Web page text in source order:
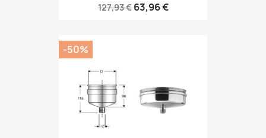
127,93 € 63,96 €
-50%